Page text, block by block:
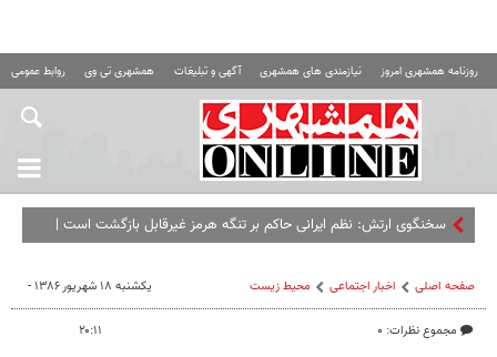
روزنامه همشهری امروز نیازمندی های همشهری آگهی و تبلیغات همشهری تی وی روابط عمومی
سخنگوی ارتش: نظم ایرانی حاکم بر تنگه هرمز غیرقابل بازگشت است |
صفحه اصلی اخبار اجتماعی محیط زیست
مجموع نظرات: ۰
یکشنبه ۱۸ شهریور ۱۳۸۶ -
۲۰:۱۱